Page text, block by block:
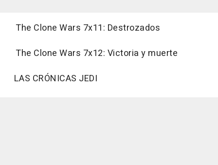
The Clone Wars 7x11: Destrozados
The Clone Wars 7x12: Victoria y muerte
LAS CRÓNICAS JEDI